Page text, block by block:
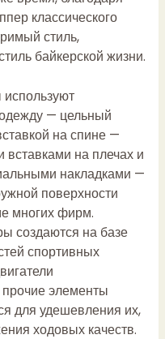
классического
стиль,
байкерской жизни.
— цельный
на спине —
вставками на плечах и
накладками —
поверхности
многих фирм.
создаются на базе
спортивных
элементы
для удешевления их,
ходовых качеств.